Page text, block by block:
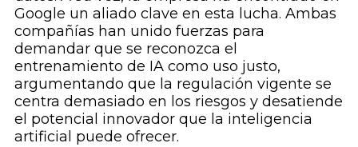
Google un aliado clave en esta lucha. Ambas
compañías han unido fuerzas para
demandar que se reconozca el
entrenamiento de IA como uso justo,
argumentando que la regulación vigente se
centra demasiado en los riesgos y desatiende
el potencial innovador que la inteligencia
artificial puede ofrecer.